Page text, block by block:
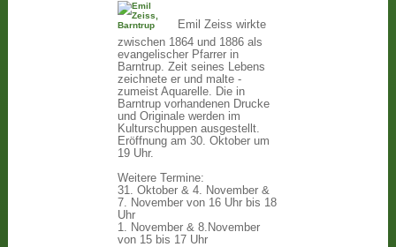
Emil Zeiss wirkte
zwischen 1864 und 1886 als
evangelischer Pfarrer in
Barntrup. Zeit seines Lebens
zeichnete er und malte -
zumeist Aquarelle. Die in
Barntrup vorhandenen Drucke
und Originale werden im
Kulturschuppen ausgestellt.
Eröffnung am 30. Oktober um
19 Uhr.
Weitere Termine:
31. Oktober & 4. November &
7. November von 16 Uhr bis 18
Uhr
1. November & 8.November
von 15 bis 17 Uhr